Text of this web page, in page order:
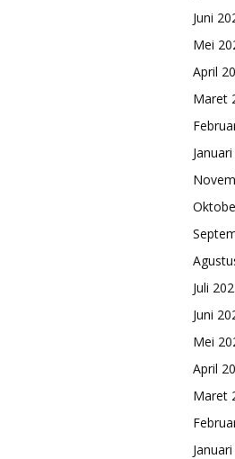
Juni
Mei
April
Maret
Juli
Juni
Mei
April
Maret